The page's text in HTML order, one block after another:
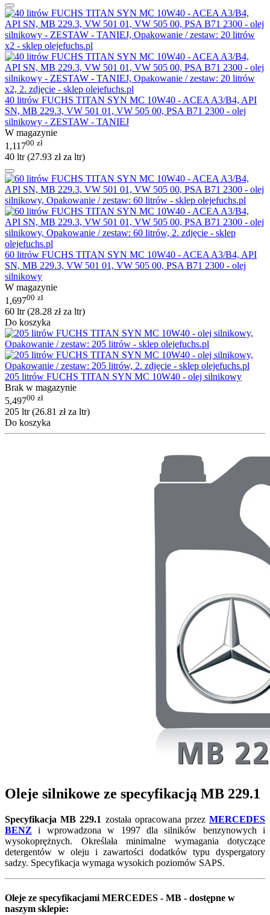
40 litrów FUCHS TITAN SYN MC 10W40 - ACEA A3/B4, API
SN, MB 229.3, VW 501 01, VW 505 00, PSA B71 2300 - olej
silnikowy - ZESTAW - TANIEJ
W magazynie
1,11700 zł
40 ltr (27.93 złza ltr)
60 litrów FUCHS TITAN SYN MC 10W40 - ACEA A3/B4, API
SN, MB 229.3, VW 501 01, VW 505 00, PSA B71 2300 - olej
silnikowy
W magazynie
1,69700 zł
60 ltr (28.28 złza ltr)
Do koszyka
205 litrów FUCHS TITAN SYN MC 10W40 - olej silnikowy
Brak w magazynie
5,49700 zł
205 ltr (26.81 złza ltr)
Do koszyka
Oleje silnikowe ze specyfikacją MB 229.1
Specyfikacja MB 229.1 została opracowana przezMERCEDES
BENZ i wprowadzona w 1997 dla silników benzynowych i
wysokoprężnych. Określała minimalne wymagania dotyczące
detergentów w oleju i zawartości dodatków typu dyspergatory
sadzy. Specyfikacja wymaga wysokich poziomów SAPS.
Oleje ze specyfikacjami MERCEDES - MB - dostępne w
naszym sklepie: